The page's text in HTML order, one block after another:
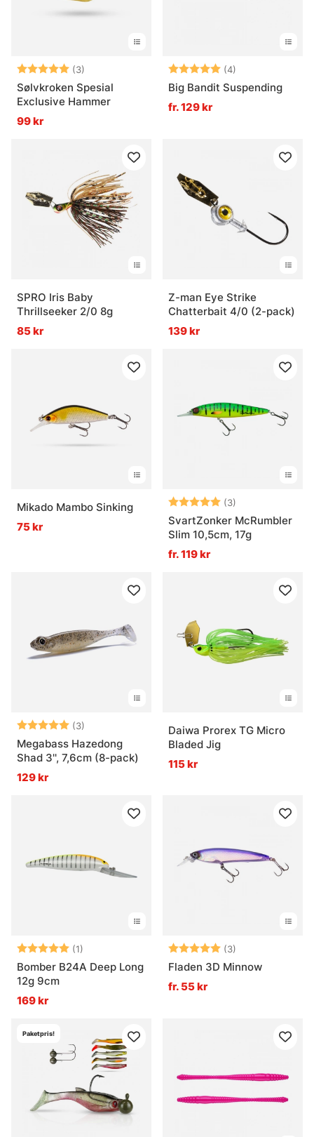
Betyg: (3)
5.0 utav 5 stjärnor
Sølvkroken Spesial
Exclusive Hammer
99 kr
Betyg: (4)
Big Bandit Suspending
fr. 129 kr
SPRO Iris Baby
Thrillseeker 2/0 8g
85 kr
Z-man Eye Strike
Chatterbait 4/0 (2-pack)
139 kr
Mikado Mambo Sinking
75 kr
Betyg: (3)
SvartZonker McRumbler
Slim 10,5cm, 17g
fr. 119 kr
Betyg: (3)
5.0 utav 5 stjärnor
Megabass Hazedong
Shad 3'', 7,6cm (8-pack)
129 kr
Daiwa Prorex TG Micro
Bladed Jig
115 kr
Betyg: (1)
5.0 utav 5 stjärnor
Bomber B24A Deep Long
12g 9cm
169 kr
Betyg: (3)
Fladen 3D Minnow
fr. 55 kr
Paketpris!